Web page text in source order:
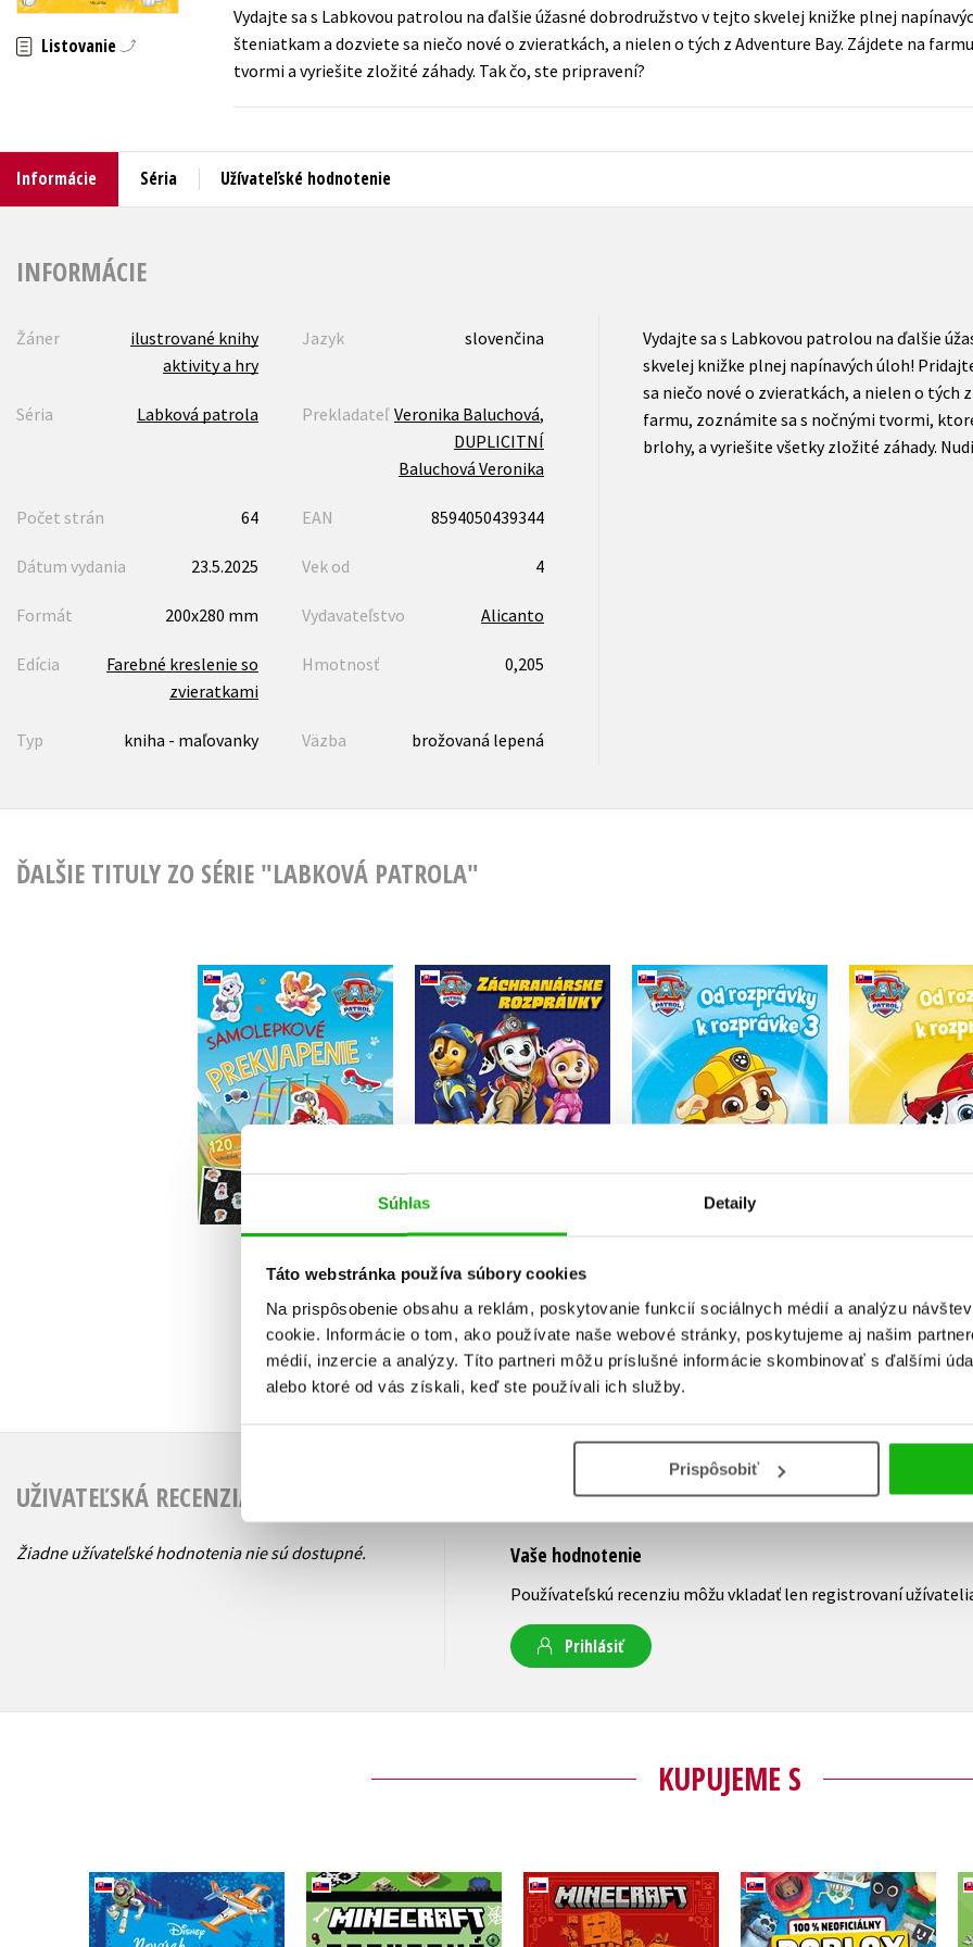
Súhlas Detaily
Táto webstránka používa súbory cookies
Na prispôsobenie obsahu a reklám, poskytovanie funkcií sociálnych médií a analýzu
cookie. Informácie o tom, ako používate naše webové stránky, poskytujeme aj našim
médií, inzercie a analýzy. Títo partneri môžu príslušné informácie skombinovať s ďalšími
alebo ktoré od vás získali, keď ste používali ich služby.
Prispôsobiť
Auto - moto
Humanitné a spoločenské vedy
Jazyky
Počítače
Poézia
Young adult
Listovanie
Vydajte sa s Labkovou patrolou na ďalšie úžasné dobrodružstvo v tejto skvelej knižke plnej
šteniatkam a dozviete sa niečo nové o zvieratkách, a nielen o tých z Adventure Bay. Zájdete na
tvormi a vyriešite zložité záhady. Tak čo, ste pripravení?
Informácie Séria Užívateľské hodnotenie
INFORMÁCIE
Žáner
ilustrované knihy
aktivity a hry
Jazyk slovenčina
Séria Labková patrola Prekladateľ Veronika Baluchová,
DUPLICITNÍ
Baluchová Veronika
Počet strán 64 EAN 8594050439344
Dátum vydania 23.5.2025 Vek od 4
Formát 200x280 mm Vydavateľstvo Alicanto
Edícia
Farebné kreslenie so
zvieratkami
Hmotnosť 0,205
Typ kniha - maľovanky Väzba brožovaná lepená
Vydajte sa s Labkovou patrolou na ďalšie
skvelej knižke plnej napínavých úloh!
sa niečo nové o zvieratkách, a nielen o tých
farmu, zoznámite sa s nočnými tvormi,
brlohy, a vyriešite všetky zložité záhady.
ĎALŠIE TITULY ZO SÉRIE "LABKOVÁ PATROLA"
Labková patrola -
Samolepkové
prekvapenie
Kolektiv
7,64 €
Labková patrola -
Záchranárske
rozprávky
Kolektiv
8,49 €
Od rozprávky k
rozprávke - Labková
patrola 3
Kolektiv
Do košíka
Od
rozprávke -
UŽIVATEĽSKÁ RECENZIA
Žiadne užívateľské hodnotenia nie sú dostupné. Vaše hodnotenie
Používateľskú recenziu môžu vkladať len registrovaní
Prihlásiť
KUPUJEME S
Disney - Nových 365
rozprávok do postieľky
Minecraft - Stavebné
chuťovky 6
Minecraft - Kniha
zaujímavostí na celý
rok
Roblox 100%
neoficiálny - Kniha
zaujímavostí na celý